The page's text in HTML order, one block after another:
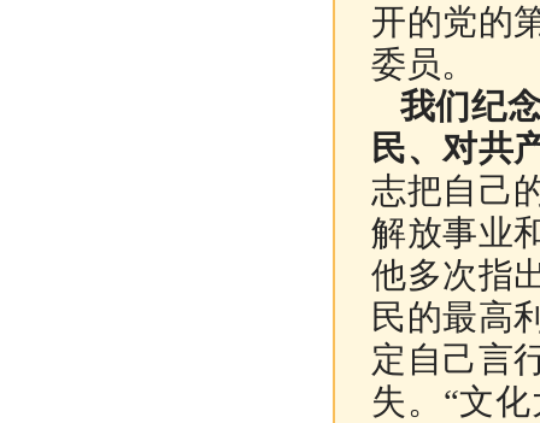
开的党的
委员。
我们纪
民、对共
志把自己
解放事业
他多次指
民的最高
定自己言
失。“文